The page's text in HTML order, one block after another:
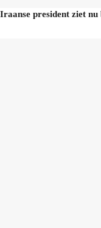
Iraanse president ziet nu